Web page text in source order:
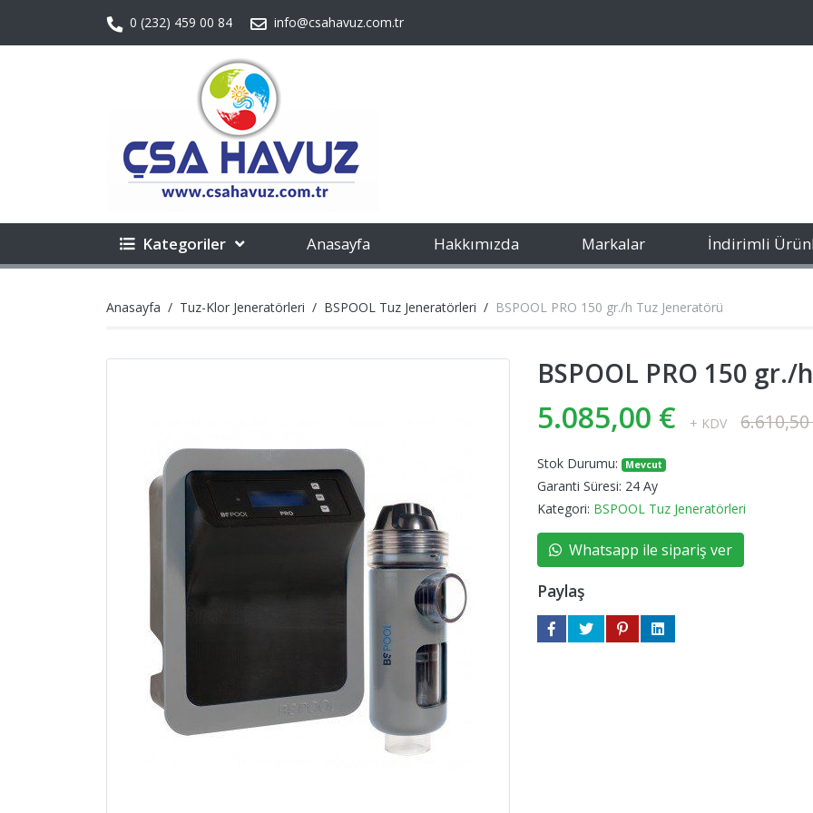
0 (232) 459 00 84 info@csahavuz.com.tr
Kategoriler Anasayfa Hakkımızda Markalar İndirimli
Anasayfa Tuz-Klor Jeneratörleri BSPOOL Tuz Jeneratörleri BSPOOL PRO 150 gr./h Tuz Jeneratörü
BSPOOL PRO 150
5.085,00 € + KDV
Stok Durumu: Mevcut
Garanti Süresi: 24 Ay
Kategori: BSPOOL Tuz Jeneratörleri
Whatsapp ile sipariş ver
Paylaş